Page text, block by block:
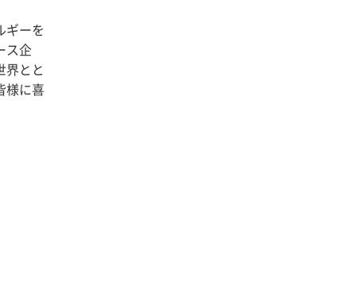
ーを
ス企
界とと
様に喜